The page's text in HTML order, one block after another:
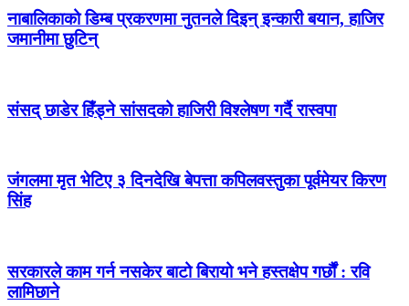
नाबालिकाको डिम्ब प्रकरणमा नुतनले दिइन् इन्कारी बयान, हाजिर
जमानीमा छुटिन्
संसद् छाडेर हिँड्ने सांसदको हाजिरी विश्लेषण गर्दै रास्वपा
जंगलमा मृत भेटिए ३ दिनदेखि बेपत्ता कपिलवस्तुका पूर्वमेयर किरण
सिंह
सरकारले काम गर्न नसकेर बाटो बिरायो भने हस्तक्षेप गर्छौं : रवि
लामिछाने